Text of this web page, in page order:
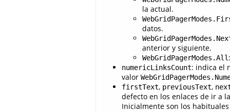
la actual.
datos.
anterior y siguiente.
WebGridPagerModes.All
numericLinksCount: indica el
valor
firstText, previousText,
defecto en los enlaces de ir a
Inicialmente son los habituales